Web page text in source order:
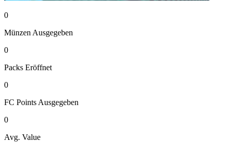
0
Münzen Ausgegeben
0
Packs Eröffnet
0
FC Points Ausgegeben
0
Avg. Value